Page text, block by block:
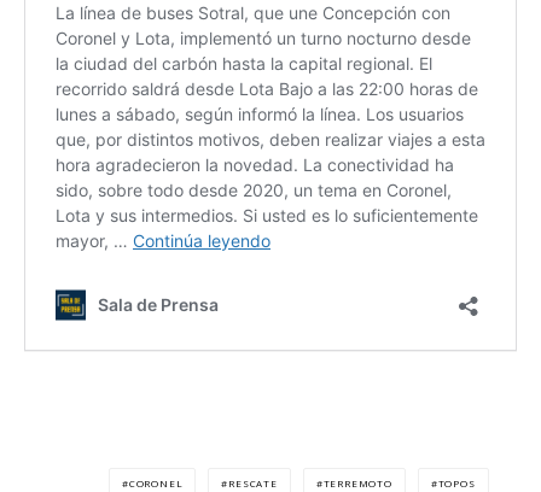
CORONEL RESCATE TERREMOTO TOPOS